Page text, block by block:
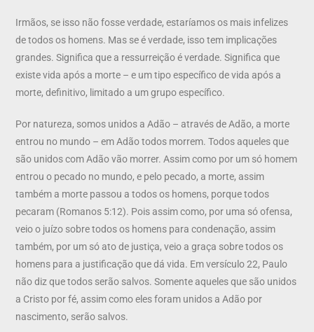
Irmãos, se isso não fosse verdade, estaríamos os mais infelizes
de todos os homens. Mas se é verdade, isso tem implicações
grandes. Significa que a ressurreição é verdade. Significa que
existe vida após a morte – e um tipo específico de vida após a
morte, definitivo, limitado a um grupo específico.
Por natureza, somos unidos a Adão – através de Adão, a morte
entrou no mundo – em Adão todos morrem. Todos aqueles que
são unidos com Adão vão morrer. Assim como por um só homem
entrou o pecado no mundo, e pelo pecado, a morte, assim
também a morte passou a todos os homens, porque todos
pecaram (Romanos 5:12). Pois assim como, por uma só ofensa,
veio o juízo sobre todos os homens para condenação, assim
também, por um só ato de justiça, veio a graça sobre todos os
homens para a justificação que dá vida. Em versículo 22, Paulo
não diz que todos serão salvos. Somente aqueles que são unidos
a Cristo por fé, assim como eles foram unidos a Adão por
nascimento, serão salvos.